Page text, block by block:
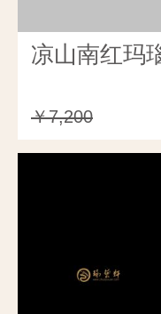
凉山南红玛
￥7,200